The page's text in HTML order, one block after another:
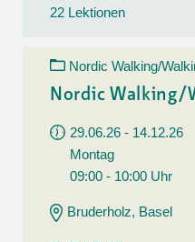
22 Lektionen
Nordic Walking/
Nordic Walking/
29.06.26 - 14.12.26
Montag
09:00 - 10:00 Uhr
Bruderholz, Basel